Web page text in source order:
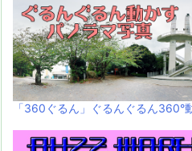
「360ぐるん」ぐるんぐるん360°